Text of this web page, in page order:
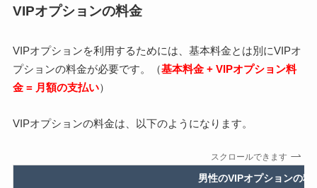
VIPオプションの料金
VIPオプションを利用するためには、基本料金とは別にVIPオ
プションの料金が必要です。（基本料金 + VIPオプション料
金 = 月額の支払い）
VIPオプションの料金は、以下のようになります。
スクロールできます
男性のVIPオプションの料